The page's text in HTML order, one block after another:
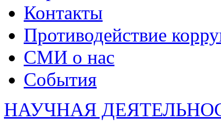
Контакты
Противодействие
СМИ о нас
События
НАУЧНАЯ